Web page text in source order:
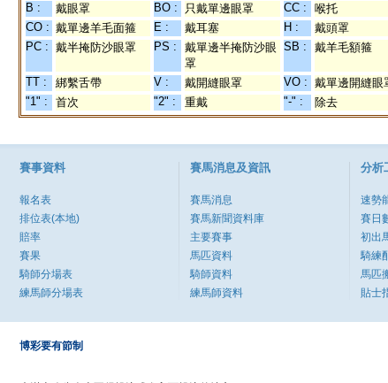
B : 戴眼罩 BO : 只戴單邊眼罩 CC : 喉托
CO : 戴單邊羊毛面箍 E : 戴耳塞 H : 戴頭罩
PC : 戴半掩防沙眼罩 PS :
戴單邊半掩防沙眼
罩
SB : 戴羊毛額箍
TT : 綁繫舌帶 V : 戴開縫眼罩 VO : 戴單邊開縫眼
"1" :
首次 "2" : 重戴 "-" : 除去
賽事資料
報名表
排位表(本地)
賠率
賽果
騎師分場表
練馬師分場表
賽馬消息及資訊
賽馬消息
賽馬新聞資料庫
主要賽事
馬匹資料
騎師資料
練馬師資料
分析
速勢
賽日
初出
騎練
馬匹
貼士
博彩要有節制